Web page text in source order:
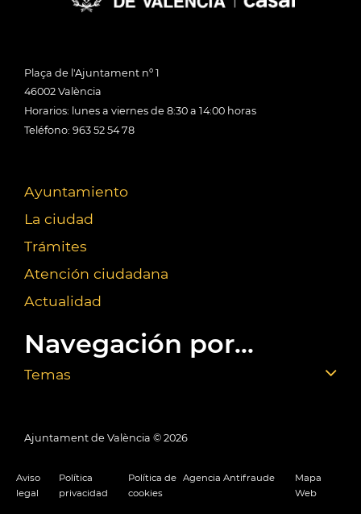
Plaça de l'Ajuntament nº 1
46002 València
Horarios: lunes a viernes de 8:30 a 14:00 horas
Teléfono: 963 52 54 78
Ayuntamiento
La ciudad
Trámites
Atención ciudadana
Actualidad
Navegación por...
Temas
Ajuntament de València © 2026
Aviso
legal
Política
privacidad
Política de
cookies
Agencia Antifraude
Mapa
Web